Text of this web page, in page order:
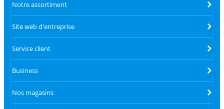
Notre assortiment
Site web d'entreprise
Service client
Business
Nos magasins